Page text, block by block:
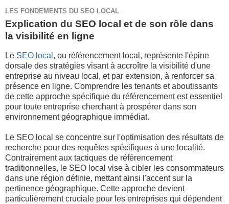
LES FONDEMENTS DU SEO LOCAL
Explication du SEO local et de son rôle dans
la visibilité en ligne
Le SEO local , ou référencement local, représente l'épine
dorsale des stratégies visant à accroître la visibilité d'une
entreprise au niveau local, et par extension, à renforcer sa
présence en ligne. Comprendre les tenants et aboutissants
de cette approche spécifique du référencement est essentiel
pour toute entreprise cherchant à prospérer dans son
environnement géographique immédiat.
Le SEO local se concentre sur l'optimisation des résultats de
recherche pour des requêtes spécifiques à une localité.
Contrairement aux tactiques de référencement
traditionnelles, le SEO local vise à cibler les consommateurs
dans une région définie, mettant ainsi l'accent sur la
pertinence géographique. Cette approche devient
particulièrement cruciale pour les entreprises qui dépendent